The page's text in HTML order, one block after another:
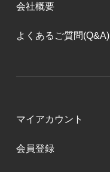
会社概要
よくあるご質問(Q&A)
マイアカウント
会員登録